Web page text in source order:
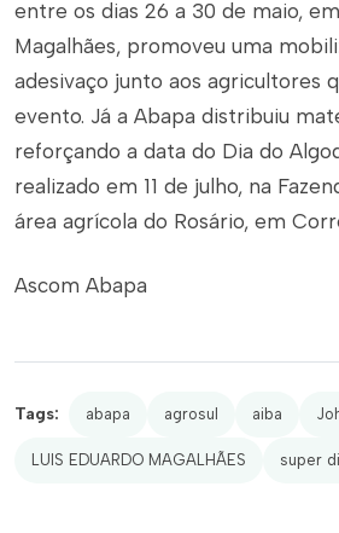
entre os dias 26 a 30 de maio,
Magalhães, promoveu uma
adesivaço junto aos agricultores
evento. Já a Abapa distribuiu
reforçando a data do Dia do
realizado em 11 de julho, na
área agrícola do Rosário, em
Ascom Abapa
Tags: abapa agrosul aiba
LUIS EDUARDO MAGALHÃES super